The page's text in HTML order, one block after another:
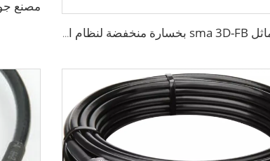
كابل RF متماثل sma 3D-FB بخسارة منخفضة لنظام الاتصال بشبكة Wi-Fi